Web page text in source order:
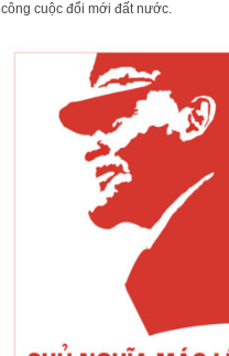
công cuộc đổi mới đất nước.